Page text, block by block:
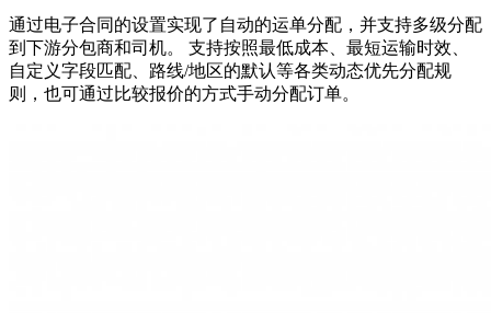
通过电子合同的设置实现了自动的运单分配，并支持多级分配
到下游分包商和司机。 支持按照最低成本、最短运输时效、
自定义字段匹配、路线/地区的默认等各类动态优先分配规
则，也可通过比较报价的方式手动分配订单。